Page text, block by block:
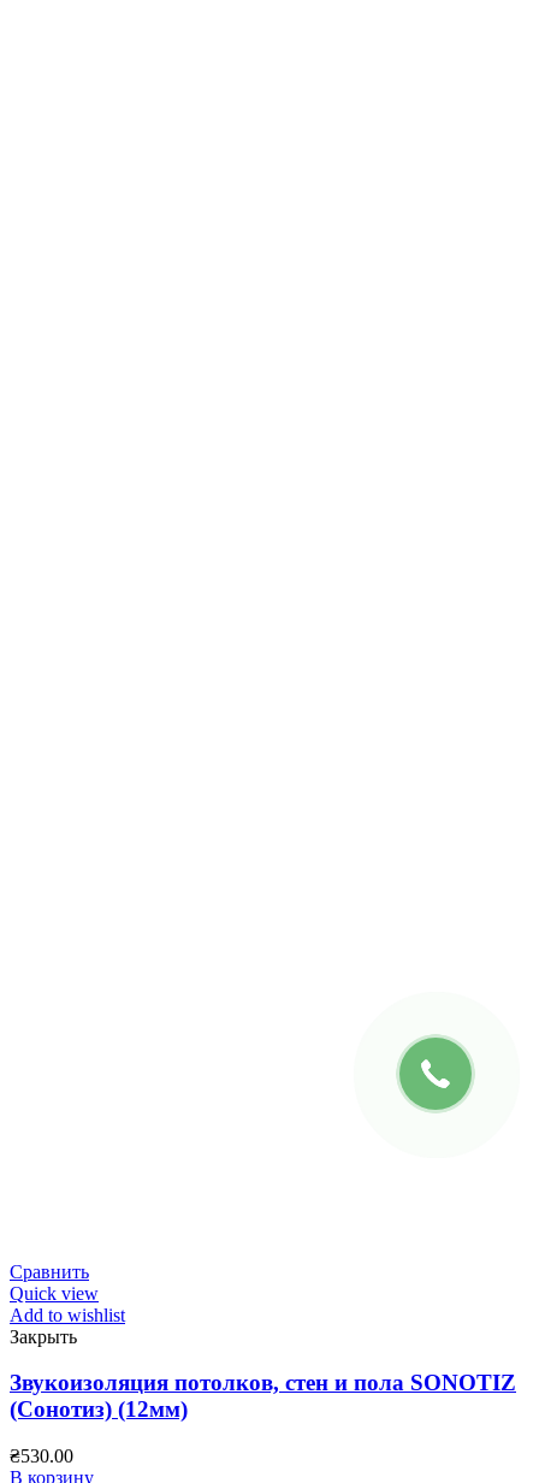
Сравнить
Quick view
Add to wishlist
Закрыть
Звукоизоляция потолков, стен и пола SONOTIZ
(Сонотиз) (12мм)
₴530.00
В корзину